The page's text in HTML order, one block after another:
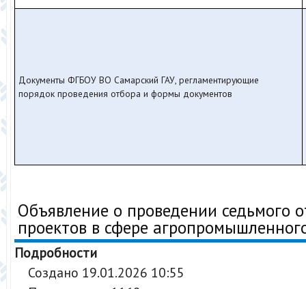
Документы ФГБОУ ВО Самарский ГАУ, регламентирующие
порядок проведения отбора и формы документов
Объявление о проведении седьмого
проектов в сфере
Подробности
Создано 19.01.2026 10:55